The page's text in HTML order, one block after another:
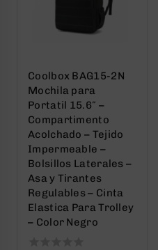
Coolbox BAG15-2N
Mochila para
Portatil 15.6″ –
Compartimento
Acolchado – Tejido
Impermeable –
Bolsillos Laterales –
Asa y Tirantes
Regulables – Cinta
Elastica Para Trolley
– Color Negro